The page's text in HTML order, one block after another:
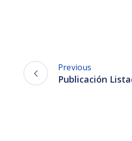
Previous
Publicación